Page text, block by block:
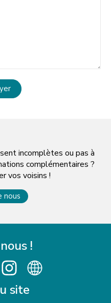
incomplètes ou pas à
complémentaires ?
vos voisins !
nous
!
site